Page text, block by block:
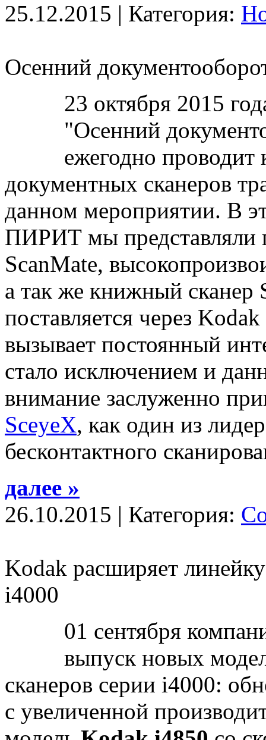
25.12.2015 | Категория:
Осенний
23 октября 2015
"Осенний
ежегодно
документных сканеров
данном мероприятии. В
ПИРИТ мы представляли
ScanMate,
а так же книжный сканер
поставляется через
вызывает постоянный
стало исключением и
внимание заслуженно
SceyeX, как один из
бесконтактного
далее »
26.10.2015 | Категория:
Kodak расширяет
i4000
01 сентября
выпуск новых
сканеров серии i4000:
с увеличенной